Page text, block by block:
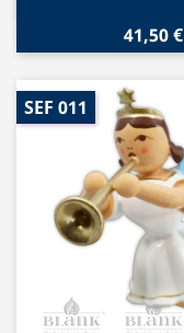
41,50 €
SEF 011